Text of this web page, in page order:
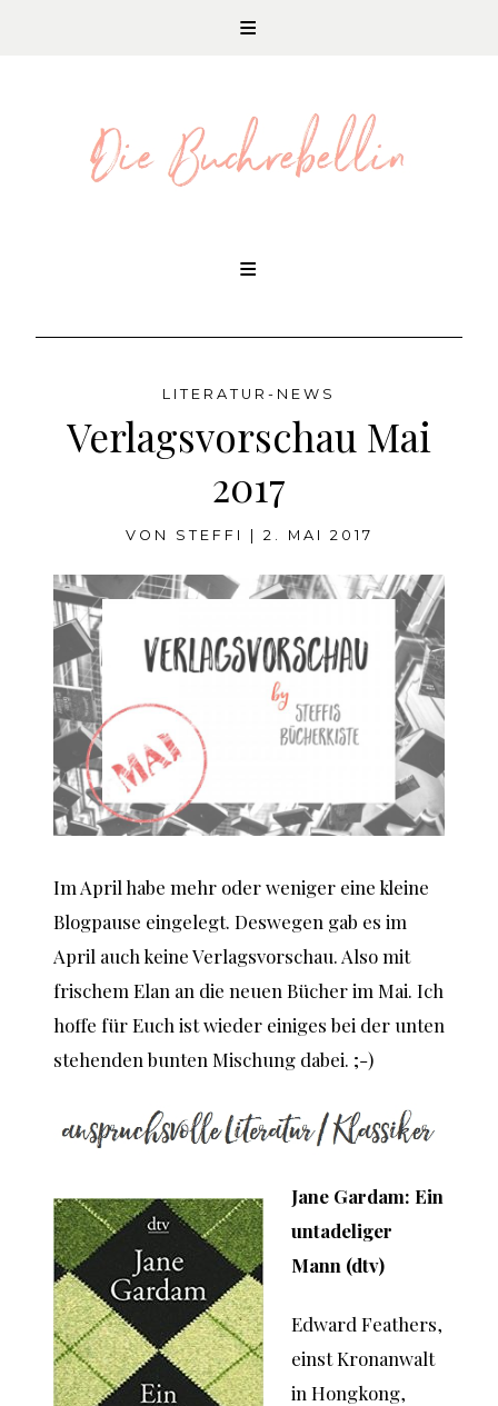
LITERATUR-NEWS
Verlagsvorschau Mai
2017
VON STEFFI 2. MAI 2017
Im April habe mehr oder weniger eine kleine
Blogpause eingelegt. Deswegen gab es im
April auch keine Verlagsvorschau. Also mit
frischem Elan an die neuen Bücher im Mai. Ich
hoffe für Euch ist wieder einiges bei der unten
stehenden bunten Mischung dabei. ;-)
Jane Gardam: Ein
untadeliger
Mann (dtv)
Edward Feathers,
einst Kronanwalt
in Hongkong,